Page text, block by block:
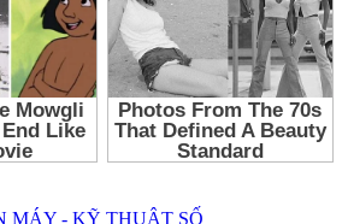
MÁY - KỸ THUẬT SỐ